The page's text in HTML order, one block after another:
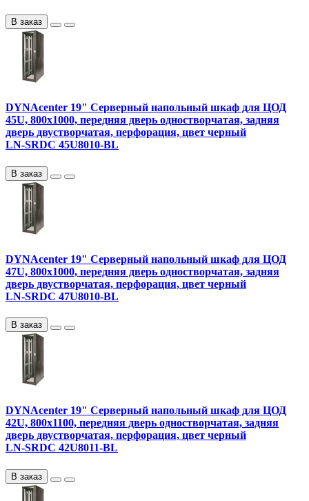
В заказ
DYNAcenter 19" Серверный напольный шкаф для ЦОД
45U, 800х1000, передняя дверь одностворчатая, задняя
дверь двустворчатая, перфорация, цвет черный
LN-SRDC 45U8010-BL
В заказ
DYNAcenter 19" Серверный напольный шкаф для ЦОД
47U, 800х1000, передняя дверь одностворчатая, задняя
дверь двустворчатая, перфорация, цвет черный
LN-SRDC 47U8010-BL
В заказ
DYNAcenter 19" Серверный напольный шкаф для ЦОД
42U, 800х1100, передняя дверь одностворчатая, задняя
дверь двустворчатая, перфорация, цвет черный
LN-SRDC 42U8011-BL
В заказ